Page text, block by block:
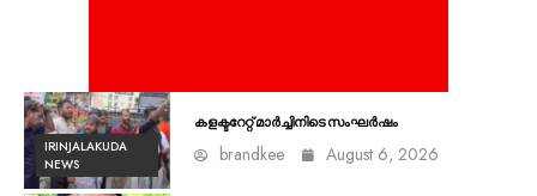
IRINJALAKUDA
NEWS
കളക്ടറേറ്റ് മാർച്ചിനിടെ സംഘർഷം
brandkee August 6, 2026